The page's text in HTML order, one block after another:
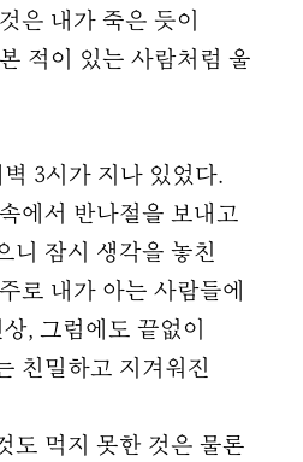
내가 죽은 듯이
적이 있는 사람처럼 울
3시가 지나 있었다.
에서 반나절을 보내고
니 잠시 생각을 놓친
로 내가 아는 사람들에
, 그럼에도 끝없이
친밀하고 지겨워진
먹지 못한 것은 물론